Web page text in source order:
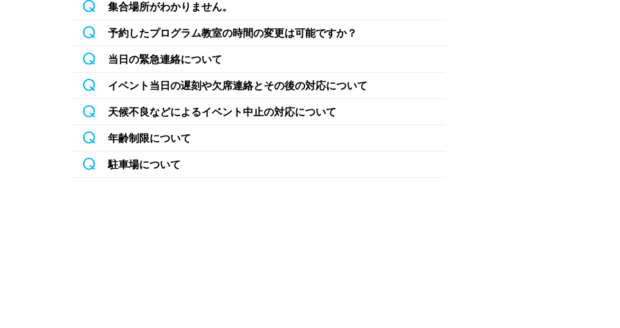
集合場所がわかりません。
予約したプログラム教室の時間の変更は可能ですか？
当日の緊急連絡について
イベント当日の遅刻や欠席連絡とその後の対応について
天候不良などによるイベント中止の対応について
年齢制限について
駐車場について